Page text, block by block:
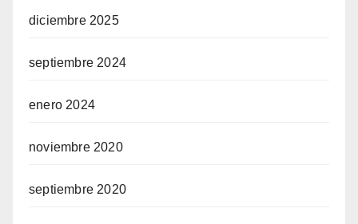
diciembre 2025
septiembre 2024
enero 2024
noviembre 2020
septiembre 2020